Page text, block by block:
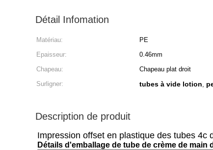
Détail Infomation
Matériau: PE
Epaisseur:
0.46mm
Chapeau:
Chapeau plat droit
Surligner:
tubes à vide lotion,
Description de produit
Impression offset en plastique des tubes 4c
Détails d'emballage de tube de crème de main